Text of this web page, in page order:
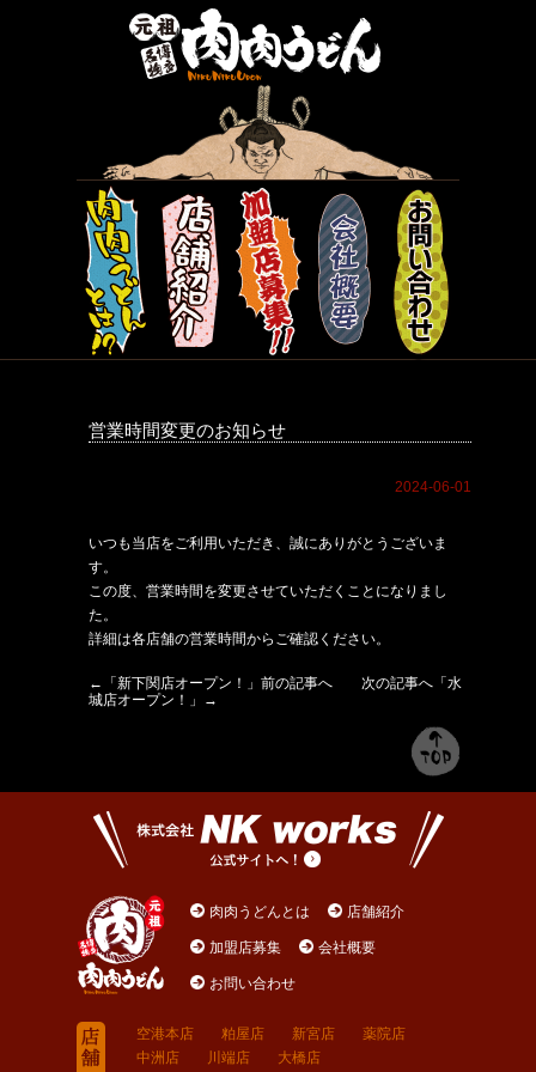
営業時間変更のお知らせ
2024-06-01
いつも当店をご利用いただき、誠にありがとうございま
す。
この度、営業時間を変更させていただくことになりまし
た。
詳細は各店舗の営業時間からご確認ください。
←「 新下関店オープン！ 」前の記事へ 次の記事へ「 水
城店オープン！
」→
肉肉うどんとは 店舗紹介
加盟店募集 会社概要
お問い合わせ
空港本店 粕屋店 新宮店
薬院店
中洲店
川端店 大橋店